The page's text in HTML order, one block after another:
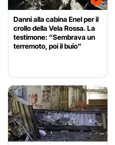
Danni alla cabina Enel per il
crollo della Vela Rossa. La
testimone: “Sembrava un
terremoto, poi il buio”